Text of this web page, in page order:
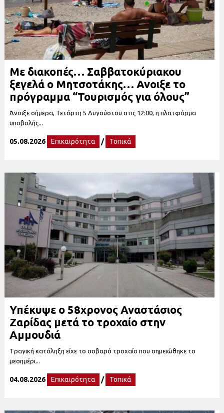
Με διακοπές… Σαββατοκύριακου
ξεγελά ο Μητσοτάκης… Ανοιξε το
πρόγραμμα “Τουρισμός για όλους”
Άνοιξε σήμερα, Τετάρτη 5 Αυγούστου στις 12:00, η πλατφόρμα
υποβολής...
05.08.2026 Επικαιρότητα / Τοπικά
Υπέκυψε ο 58χρονος Αναστάσιος
Ζαρίδας μετά το τροχαίο στην
Αμμουδιά
Tραγική κατάληξη είχε το σοβαρό τροχαίο που σημειώθηκε το
μεσημέρι...
04.08.2026 Επικαιρότητα / Τοπικά